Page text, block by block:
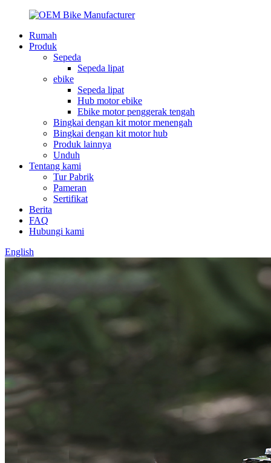
Rumah
Produk
Sepeda
Sepeda lipat
ebike
Sepeda lipat
Hub motor ebike
Ebike motor penggerak tengah
Bingkai dengan kit motor menengah
Bingkai dengan kit motor hub
Produk lainnya
Unduh
Tentang kami
Tur Pabrik
Pameran
Sertifikat
Berita
FAQ
Hubungi kami
English